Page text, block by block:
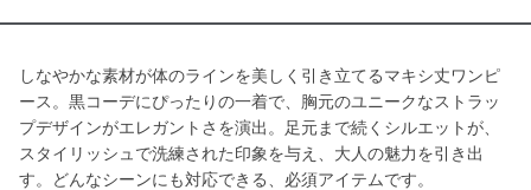
しなやかな素材が体のラインを美しく引き立てるマキシ丈ワンピ
ース。黒コーデにぴったりの一着で、胸元のユニークなストラッ
プデザインがエレガントさを演出。足元まで続くシルエットが、
スタイリッシュで洗練された印象を与え、大人の魅力を引き出
す。どんなシーンにも対応できる、必須アイテムです。